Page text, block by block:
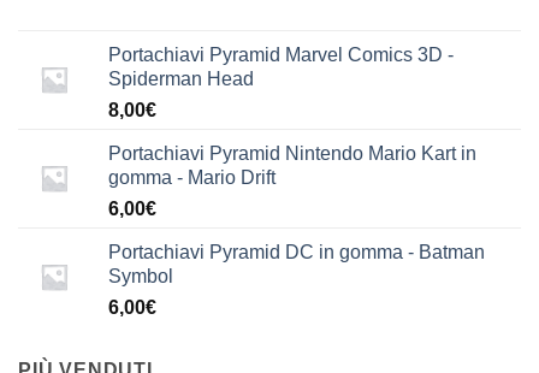
Portachiavi Pyramid Marvel Comics 3D -
Spiderman Head
8,00€
Portachiavi Pyramid Nintendo Mario Kart in
gomma - Mario Drift
6,00€
Portachiavi Pyramid DC in gomma - Batman
Symbol
6,00€